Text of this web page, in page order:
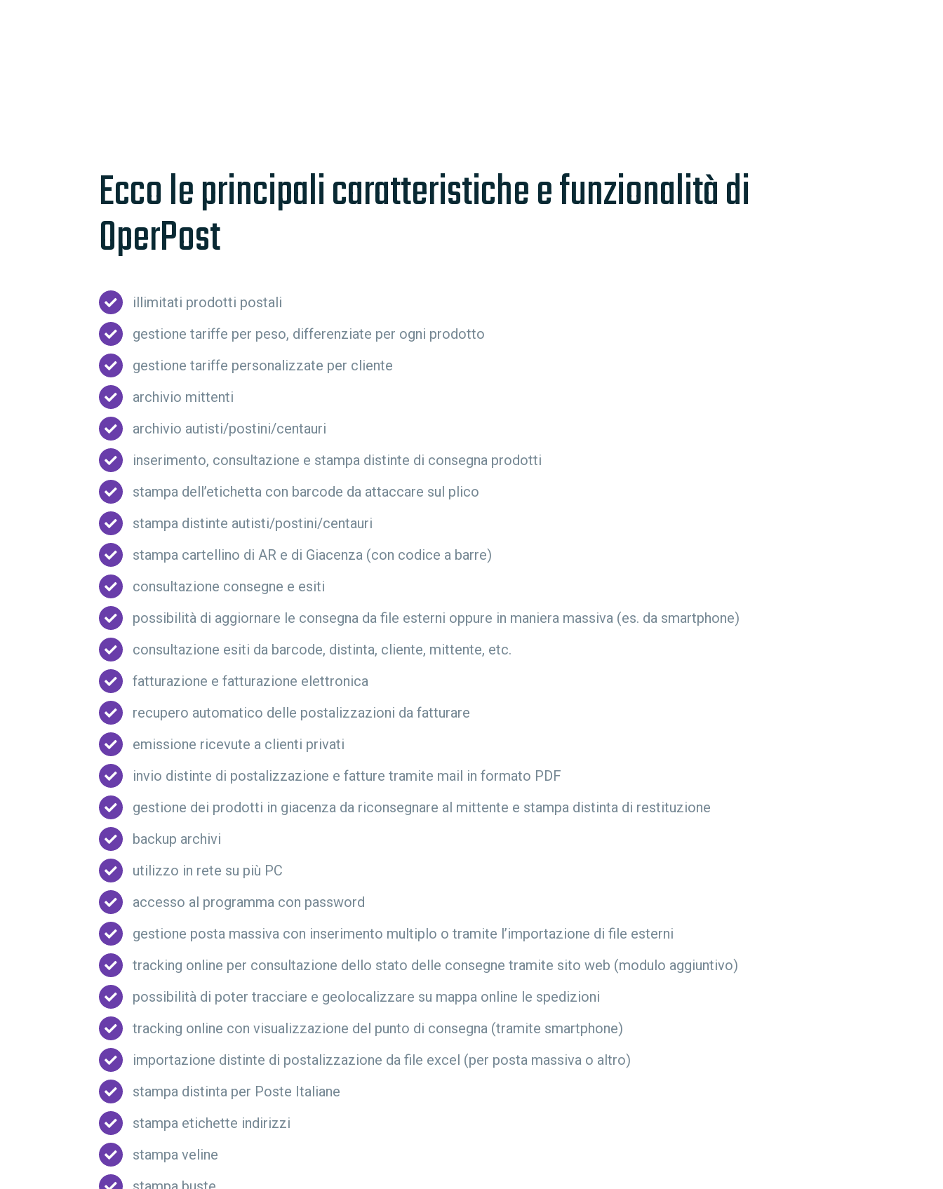
Ecco le principali caratteristiche e funzionalità di
OperPost
illimitati prodotti postali
gestione tariffe per peso, differenziate per ogni prodotto
gestione tariffe personalizzate per cliente
archivio mittenti
archivio autisti/postini/centauri
inserimento, consultazione e stampa distinte di consegna prodotti
stampa dell’etichetta con barcode da attaccare sul plico
stampa distinte autisti/postini/centauri
stampa cartellino di AR e di Giacenza (con codice a barre)
consultazione consegne e esiti
possibilità di aggiornare le consegna da file esterni oppure in maniera massiva (es. da smartphone)
consultazione esiti da barcode, distinta, cliente, mittente, etc.
fatturazione e fatturazione elettronica
recupero automatico delle postalizzazioni da fatturare
emissione ricevute a clienti privati
invio distinte di postalizzazione e fatture tramite mail in formato PDF
gestione dei prodotti in giacenza da riconsegnare al mittente e stampa distinta di restituzione
backup archivi
utilizzo in rete su più PC
accesso al programma con password
gestione posta massiva con inserimento multiplo o tramite l’importazione di file esterni
tracking online per consultazione dello stato delle consegne tramite sito web (modulo aggiuntivo)
possibilità di poter tracciare e geolocalizzare su mappa online le spedizioni
tracking online con visualizzazione del punto di consegna (tramite smartphone)
importazione distinte di postalizzazione da file excel (per posta massiva o altro)
stampa distinta per Poste Italiane
stampa etichette indirizzi
stampa veline